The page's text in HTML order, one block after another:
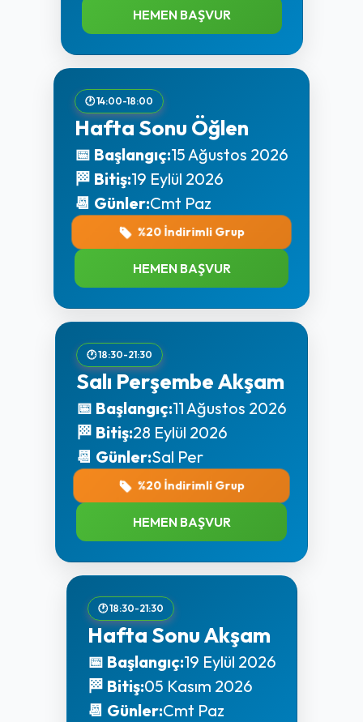
HEMEN BAŞVUR
🕐 14:00-18:00
Hafta Sonu Öğlen
📅 Başlangıç:15 Ağustos 2026
🏁 Bitiş:19 Eylül 2026
📆 Günler:Cmt Paz
%20 İndirimli Grup
HEMEN BAŞVUR
🕐 18:30-21:30
Salı Perşembe Akşam
📅 Başlangıç:11 Ağustos 2026
🏁 Bitiş:28 Eylül 2026
📆 Günler:Sal Per
%20 İndirimli Grup
HEMEN BAŞVUR
🕐 18:30-21:30
Hafta Sonu Akşam
📅 Başlangıç:19 Eylül 2026
🏁 Bitiş:05 Kasım 2026
📆 Günler:Cmt Paz